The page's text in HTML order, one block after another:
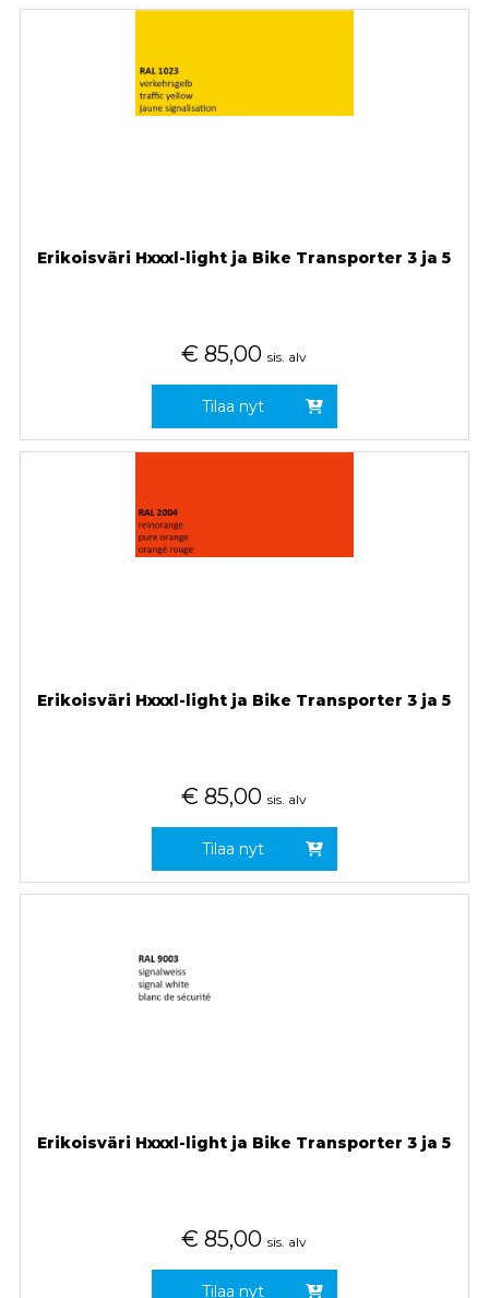
Erikoisväri Hxxxl-light ja Bike Transporter 3 ja 5
€ 85,00 sis. alv
Tilaa nyt
Erikoisväri Hxxxl-light ja Bike Transporter 3 ja 5
€ 85,00 sis. alv
Tilaa nyt
Erikoisväri Hxxxl-light ja Bike Transporter 3 ja 5
€ 85,00 sis. alv
Tilaa nyt